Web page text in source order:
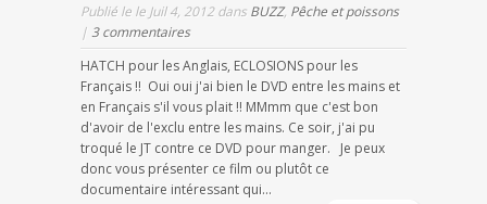
Publié le le Juil 4, 2012 dans BUZZ, Pêche et poissons
| 3 commentaires
HATCH pour les Anglais, ECLOSIONS pour les
Français !! Oui oui j'ai bien le DVD entre les mains et
en Français s'il vous plait !! MMmm que c'est bon
d'avoir de l'exclu entre les mains. Ce soir, j'ai pu
troqué le JT contre ce DVD pour manger. Je peux
donc vous présenter ce film ou plutôt ce
documentaire intéressant qui...